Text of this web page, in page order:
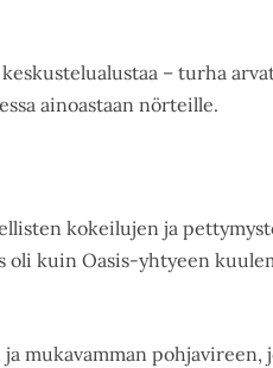
– turha
ainoastaan nörteille.
kokeilujen ja
oli kuin Oasis-yhtyeen
mukavamman pohjavireen,